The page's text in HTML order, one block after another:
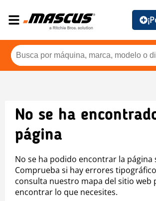
No se ha
página
No se ha podido encontrar la página
Comprueba si hay errores
consulta nuestro mapa del sitio web
encontrar lo que necesites.